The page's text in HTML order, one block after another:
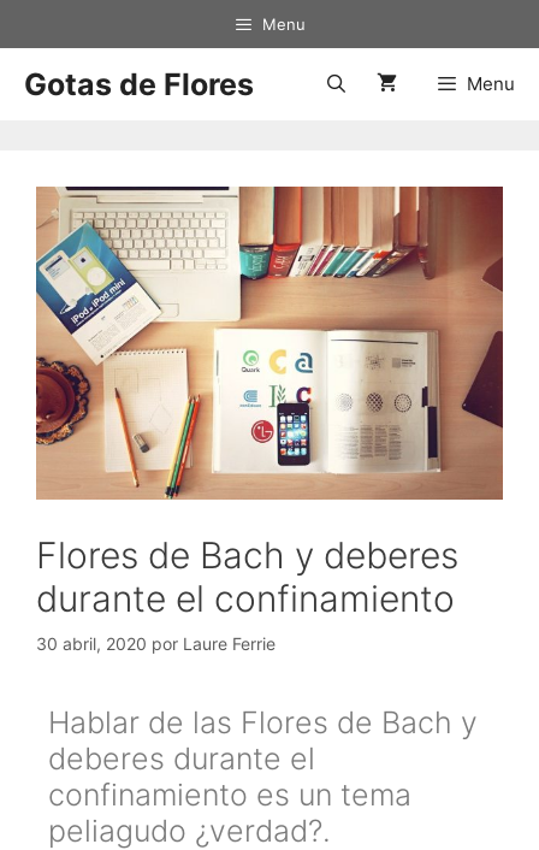
Menu
Gotas de Flores Menu
Flores de Bach y deberes
durante el confinamiento
30 abril, 2020 por Laure Ferrie
Hablar de las Flores de Bach y
deberes durante el
confinamiento es un tema
peliagudo ¿verdad?.